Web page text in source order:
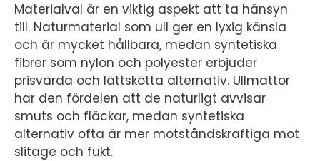
Materialval är en viktig aspekt att ta hänsyn
till. Naturmaterial som ull ger en lyxig känsla
och är mycket hållbara, medan syntetiska
fibrer som nylon och polyester erbjuder
prisvärda och lättskötta alternativ. Ullmattor
har den fördelen att de naturligt avvisar
smuts och fläckar, medan syntetiska
alternativ ofta är mer motståndskraftiga mot
slitage och fukt.